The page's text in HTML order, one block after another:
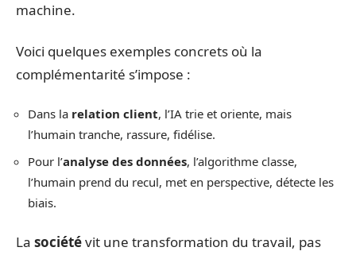
machine.
Voici quelques exemples concrets où la
complémentarité s’impose :
Dans la relation client, l’IA trie et oriente, mais
l’humain tranche, rassure, fidélise.
Pour l’analyse des données, l’algorithme classe,
l’humain prend du recul, met en perspective, détecte les
biais.
La sociétévit une transformation du travail, pas